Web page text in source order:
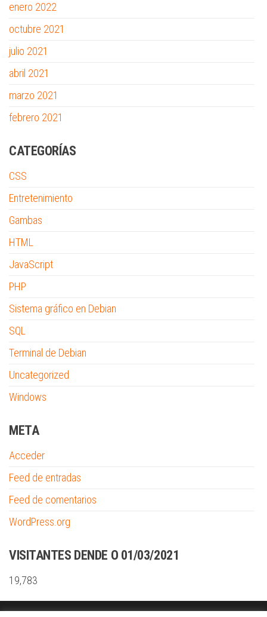
enero 2022
octubre 2021
julio 2021
abril 2021
marzo 2021
febrero 2021
CATEGORÍAS
CSS
Entretenimiento
Gambas
HTML
JavaScript
PHP
Sistema gráfico en Debian
SQL
Terminal de Debian
Uncategorized
Windows
META
Acceder
Feed de entradas
Feed de comentarios
WordPress.org
VISITANTES DENDE O 01/03/2021
19,783